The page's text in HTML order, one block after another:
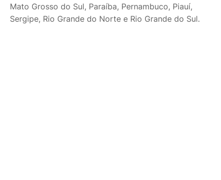
Mato Grosso do Sul, Paraíba, Pernambuco, Piauí,
Sergipe, Rio Grande do Norte e Rio Grande do Sul.